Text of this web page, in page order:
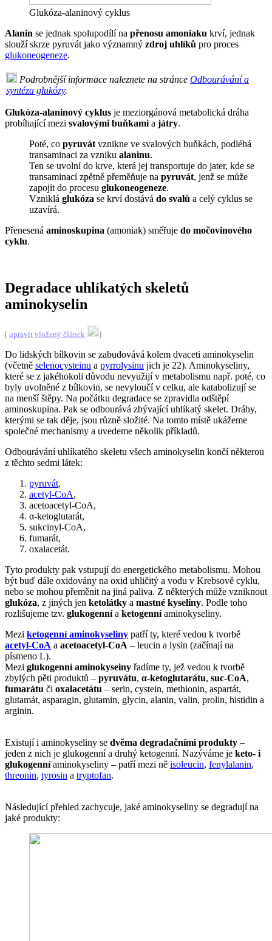
Glukóza-alaninový cyklus
Alanin se jednak spolupodílí na přenosu amoniaku krví, jednak
slouží skrze pyruvát jako významný zdroj uhlíků pro proces
glukoneogeneze.
Podrobnější informace naleznete na stránce Odbourávání a
syntéza glukózy.
Glukóza-alaninový cyklus je meziorgánová metabolická dráha
probíhající mezi svalovými buňkami a játry.
Poté, co pyruvát vznikne ve svalových buňkách, podléhá
transaminaci za vzniku alaninu.
Ten se uvolní do krve, která jej transportuje do jater, kde se
transaminací zpětně přeměňuje na pyruvát, jenž se může
zapojit do procesu glukoneogeneze.
Vzniklá glukóza se krví dostává do svalů a celý cyklus se
uzavírá.
Přenesená aminoskupina (amoniak) směřuje do močovinového
cyklu.
Degradace uhlíkatých skeletů
aminokyselin
[ upravit vložený článek ]
Do lidských bílkovin se zabudovává kolem dvaceti aminokyselin
(včetně selenocysteinu a pyrrolysinu jich je 22). Aminokyseliny,
které se z jakéhokoli důvodu nevyužijí v metabolismu např. poté, co
byly uvolněné z bílkovin, se nevyloučí v celku, ale katabolizují se
na menší štěpy. Na počátku degradace se zpravidla odštěpí
aminoskupina. Pak se odbourává zbývající uhlíkatý skelet. Dráhy,
kterými se tak děje, jsou různě složité. Na tomto místě ukážeme
společné mechanismy a uvedeme několik příkladů.
Odbourávání uhlíkatého skeletu všech aminokyselin končí některou
z těchto sedmi látek:
pyruvát,
acetyl-CoA,
acetoacetyl-CoA,
α-ketoglutarát,
sukcinyl-CoA,
fumarát,
oxalacetát.
Tyto produkty pak vstupují do energetického metabolismu. Mohou
být buď dále oxidovány na oxid uhličitý a vodu v Krebsově cyklu,
nebo se mohou přeměnit na jiná paliva. Z některých může vzniknout
glukóza, z jiných jen ketolátky a mastné kyseliny. Podle toho
rozlišujeme tzv. glukogennía ketogenníaminokyseliny.
Mezi ketogenní aminokyseliny patří ty, které vedou k tvorbě
acetyl-CoA a acetoacetyl-CoA – leucin a lysin (začínají na
písmeno L).
Mezi glukogenní aminokyseiny řadíme ty, jež vedou k tvorbě
zbylých pěti produktů – pyruvátu, α-ketoglutarátu, suc-CoA,
fumarátu či oxalacetátu – serin, cystein, methionin, aspartát,
glutamát, asparagin, glutamin, glycin, alanin, valin, prolin, histidin a
arginin.
Existují i aminokyseliny se dvěma degradačními produkty –
jeden z nich je glukogenní a druhý ketogenní. Nazýváme je keto- i
glukogenníaminokyseliny – patří mezi ně isoleucin, fenylalanin,
threonin, tyrosin a tryptofan.
Následující přehled zachycuje, jaké aminokyseliny se degradují na
jaké produkty: